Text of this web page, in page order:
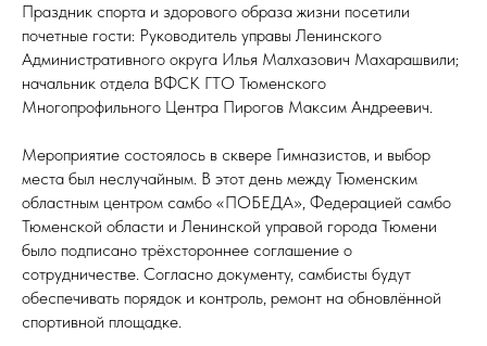
Праздник спорта и здорового образа жизни посетили
почетные гости: Руководитель управы Ленинского
Административного округа Илья Малхазович Махарашвили;
начальник отдела ВФСК ГТО Тюменского
Многопрофильного Центра Пирогов Максим Андреевич.
Мероприятие состоялось в сквере Гимназистов, и выбор
места был неслучайным. В этот день между Тюменским
областным центром самбо «ПОБЕДА», Федерацией самбо
Тюменской области и Ленинской управой города Тюмени
было подписано трёхстороннее соглашение о
сотрудничестве. Согласно документу, самбисты будут
обеспечивать порядок и контроль, ремонт на обновлённой
спортивной площадке.